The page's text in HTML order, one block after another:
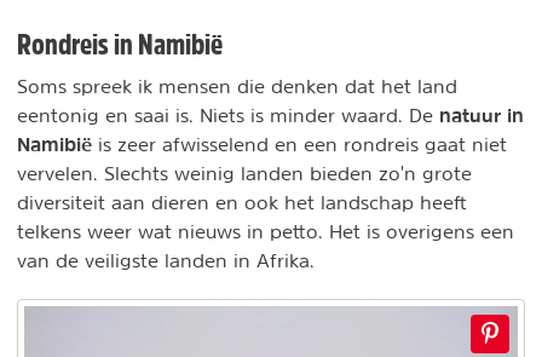
Rondreis in Namibië
Soms spreek ik mensen die denken dat het land
eentonig en saai is. Niets is minder waard. De natuur in
Namibië is zeer afwisselend en een rondreis gaat niet
vervelen. Slechts weinig landen bieden zo'n grote
diversiteit aan dieren en ook het landschap heeft
telkens weer wat nieuws in petto. Het is overigens een
van de veiligste landen in Afrika.